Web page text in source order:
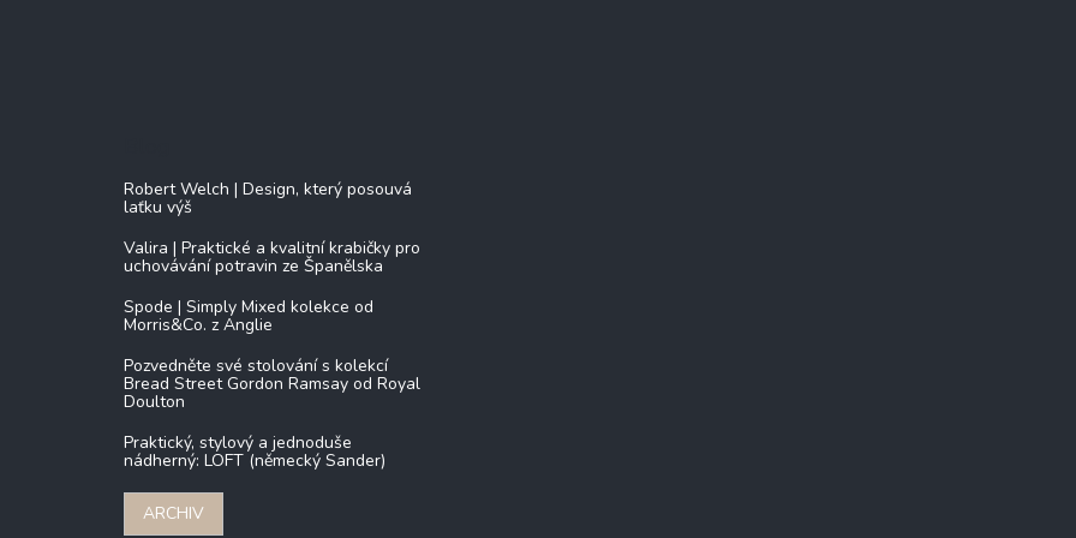
Robert Welch | Design, který posouvá
laťku výš
Valira | Praktické a kvalitní krabičky pro
uchovávání potravin ze Španělska
Spode | Simply Mixed kolekce od
Morris&Co. z Anglie
Pozvedněte své stolování s kolekcí
Bread Street Gordon Ramsay od Royal
Doulton
Praktický, stylový a jednoduše
nádherný: LOFT (německý Sander)
ARCHIV